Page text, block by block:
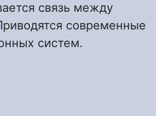
связь между
современные
систем.